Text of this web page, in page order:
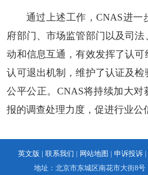
通过上述工作，CNAS进一
府部门、市场监管部门以及司
动和信息互通，有效发挥了认可
认可退出机制，维护了认证及
公平公正。CNAS将持续加大对
报的调查处理力度，促进行业公
英文版 | 联系我们 | 网站地图 |申诉投诉 |
地址：北京市东城区南花市大街8